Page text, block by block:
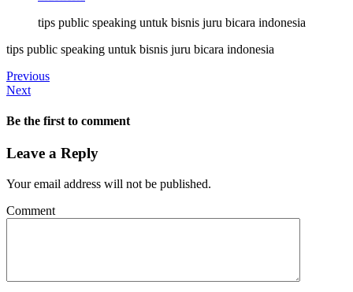
tips public speaking untuk bisnis juru bicara indonesia
tips public speaking untuk bisnis juru bicara indonesia
Previous
Next
Be the first to comment
Leave a Reply
Your email address will not be published.
Comment